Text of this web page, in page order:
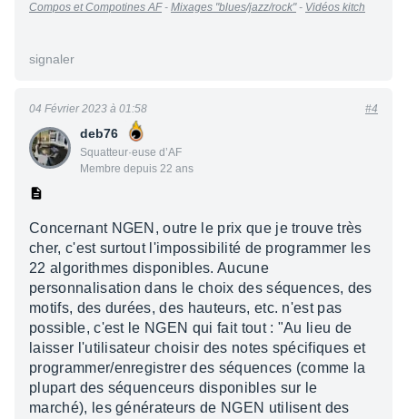
Compos et Compotines AF- Mixages "blues/jazz/rock"- Vidéos kitch
signaler
deb76
Squatteur·euse d’AF
Membre depuis 22 ans
04 Février 2023 à 01:58 #4
Concernant NGEN, outre le prix que je trouve très
cher, c'est surtout l'impossibilité de programmer les
22 algorithmes disponibles. Aucune
personnalisation dans le choix des séquences, des
motifs, des durées, des hauteurs, etc. n'est pas
possible, c'est le NGEN qui fait tout : "Au lieu de
laisser l'utilisateur choisir des notes spécifiques et
programmer/enregistrer des séquences (comme la
plupart des séquenceurs disponibles sur le
marché), les générateurs de NGEN utilisent des